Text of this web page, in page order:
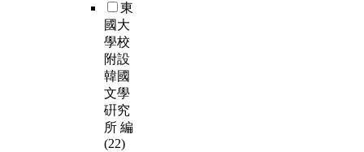
東
國大
學校
附設
韓國
文學
硏究
所 編
(22)